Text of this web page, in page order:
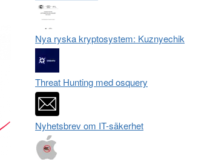
Nya ryska kryptosystem: Kuznyechik
Threat Hunting med osquery
Nyhetsbrev om IT-säkerhet